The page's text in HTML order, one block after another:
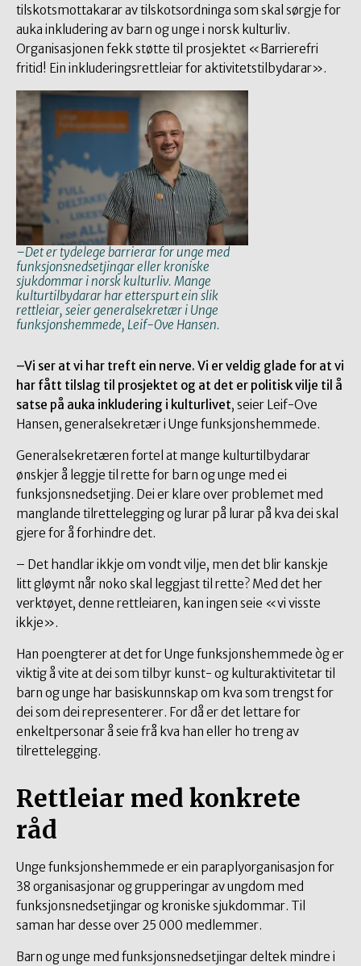
tilskotsmottakarar av tilskotsordninga som skal sørgje for
auka inkludering av barn og unge i norsk kulturliv.
Organisasjonen fekk støtte til prosjektet «Barrierefri
fritid! Ein inkluderingsrettleiar for aktivitetstilbydarar».
–Det er tydelege barrierar for unge med
funksjonsnedsetjingar eller kroniske
sjukdommar i norsk kulturliv. Mange
kulturtilbydarar har etterspurt ein slik
rettleiar, seier generalsekretær i Unge
funksjonshemmede, Leif-Ove Hansen.
–Vi ser at vi har treft ein nerve. Vi er veldig glade for at vi
har fått tilslag til prosjektet og at det er politisk vilje til å
satse på auka inkludering i kulturlivet, seier Leif-Ove
Hansen, generalsekretær i Unge funksjonshemmede.
Generalsekretæren fortel at mange kulturtilbydarar
ønskjer å leggje til rette for barn og unge med ei
funksjonsnedsetjing. Dei er klare over problemet med
manglande tilrettelegging og lurar på lurar på kva dei skal
gjere for å forhindre det.
– Det handlar ikkje om vondt vilje, men det blir kanskje
litt gløymt når noko skal leggjast til rette? Med det her
verktøyet, denne rettleiaren, kan ingen seie «vi visste
ikkje».
Han poengterer at det for Unge funksjonshemmede òg er
viktig å vite at dei som tilbyr kunst- og kulturaktivitetar til
barn og unge har basiskunnskap om kva som trengst for
dei som dei representerer. For då er det lettare for
enkeltpersonar å seie frå kva han eller ho treng av
tilrettelegging.
Rettleiar med konkrete
råd
Unge funksjonshemmede er ein paraplyorganisasjon for
38 organisasjonar og grupperingar av ungdom med
funksjonsnedsetjingar og kroniske sjukdommar. Til
saman har desse over 25 000 medlemmer.
Barn og unge med funksjonsnedsetjingar deltek mindre i